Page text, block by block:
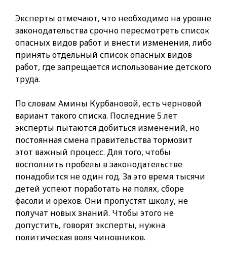
Эксперты отмечают, что необходимо на уровне
законодательства срочно пересмотреть список
опасных видов работ и внести изменения, либо
принять отдельный список опасных видов
работ, где запрещается использование детского
труда.
По словам Амины Курбановой, есть черновой
вариант такого списка. Последние 5 лет
эксперты пытаются добиться изменений, но
постоянная смена правительства тормозит
этот важный процесс. Для того, чтобы
восполнить пробелы в законодательстве
понадобится не один год. За это время тысячи
детей успеют поработать на полях, сборе
фасоли и орехов. Они пропустят школу, не
получат новых знаний. Чтобы этого не
допустить, говорят эксперты, нужна
политическая воля чиновников.